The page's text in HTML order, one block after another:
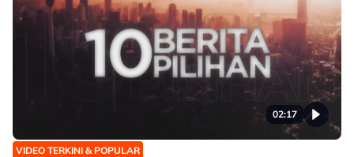
02:17
VIDEO TERKINI & POPULAR